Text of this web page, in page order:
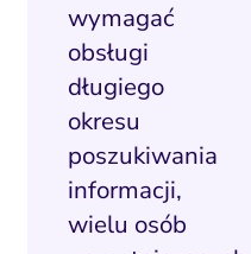
wymagać
obsługi
długiego
okresu
poszukiwania
informacji,
wielu osób